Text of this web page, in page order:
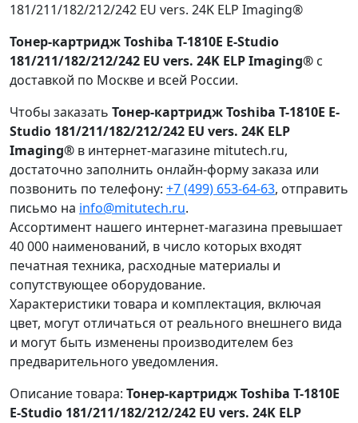
181/211/182/212/242 EU vers. 24K ELP Imaging®
Тонер-картридж Toshiba T-1810E E-Studio
181/211/182/212/242 EU vers. 24K ELP Imaging® с
доставкой по Москве и всей России.
Чтобы заказать Тонер-картридж Toshiba T-1810E E-
Studio 181/211/182/212/242 EU vers. 24K ELP
Imaging® в интернет-магазине mitutech.ru,
достаточно заполнить онлайн-форму заказа или
позвонить по телефону: +7 (499) 653-64-63, отправить
письмо на info@mitutech.ru.
Ассортимент нашего интернет-магазина превышает
40 000 наименований, в число которых входят
печатная техника, расходные материалы и
сопутствующее оборудование.
Характеристики товара и комплектация, включая
цвет, могут отличаться от реального внешнего вида
и могут быть изменены производителем без
предварительного уведомления.
Описание товара: Тонер-картридж Toshiba T-1810E
E-Studio 181/211/182/212/242 EU vers. 24K ELP